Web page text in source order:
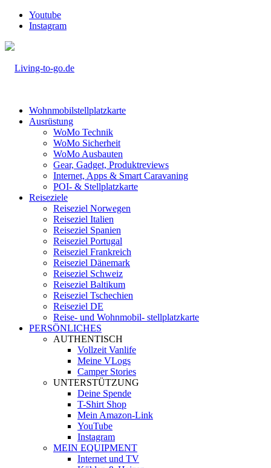
Youtube
Instagram
Wohnmobilstellplatzkarte
Ausrüstung
WoMo Technik
WoMo Sicherheit
WoMo Ausbauten
Gear, Gadget, Produktreviews
Internet, Apps & Smart Caravaning
POI- & Stellplatzkarte
Reiseziele
Reiseziel Norwegen
Reiseziel Italien
Reiseziel Spanien
Reiseziel Portugal
Reiseziel Frankreich
Reiseziel Dänemark
Reiseziel Schweiz
Reiseziel Baltikum
Reiseziel Tschechien
Reiseziel DE
Reise- und Wohnmobil- stellplatzkarte
PERSÖNLICHES
AUTHENTISCH
Vollzeit Vanlife
Meine VLogs
Camper Stories
UNTERSTÜTZUNG
Deine Spende
T-Shirt Shop
Mein Amazon-Link
YouTube
Instagram
MEIN EQUIPMENT
Internet und TV